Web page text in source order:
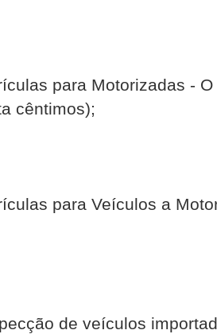
para Motorizadas -
cêntimos);
para Veículos a
de veículos